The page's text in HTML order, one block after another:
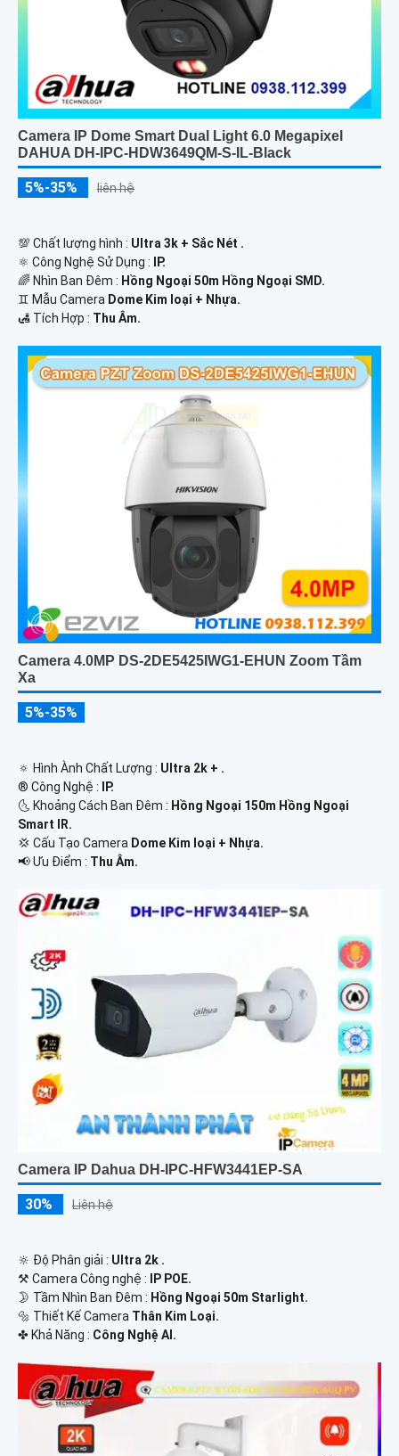
Camera IP Dome Smart Dual Light 6.0 Megapixel
DAHUA DH-IPC-HDW3649QM-S-IL-Black
5%-35% liên hệ
💯 Chất lượng hình : Ultra 3k + Sắc Nét .
⚛️ Công Nghệ Sử Dụng :
IP.
🌈 Nhìn Ban Đêm : Hồng Ngoại 50m Hồng Ngoại SMD.
♊ Mẫu Camera Dome Kim loại + Nhựa.
️🛃 Tích Hợp : Thu Âm.
Camera 4.0MP DS-2DE5425IWG1-EHUN Zoom Tầm
Xa
5%-35%
🔅 Hình Ành Chất Lượng : Ultra 2k + .
®️ Công Nghệ :
IP.
🌜 Khoảng Cách Ban Đêm : Hồng Ngoại 150m Hồng Ngoại
Smart IR.
💢 Cấu Tạo Camera Dome Kim loại + Nhựa.
️📢 Ưu Điểm : Thu Âm.
Camera IP Dahua DH-IPC-HFW3441EP-SA
30% Liên hệ
🔆 Độ Phân giải : Ultra 2k .
⚒ Camera Công nghệ :
IP POE.
🌛 Tầm Nhìn Ban Đêm : Hồng Ngoại 50m Starlight.
🔩 Thiết Kế Camera Thân Kim Loại.
️✤ Khả Năng : Công Nghệ AI.